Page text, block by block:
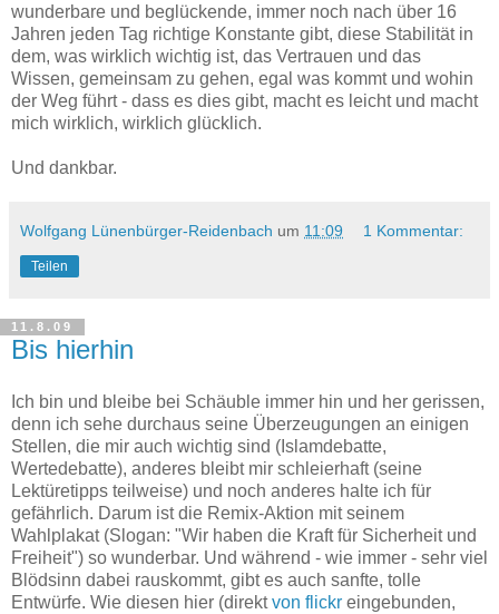
wunderbare und beglückende, immer noch nach über 16
Jahren jeden Tag richtige Konstante gibt, diese Stabilität in
dem, was wirklich wichtig ist, das Vertrauen und das
Wissen, gemeinsam zu gehen, egal was kommt und wohin
der Weg führt - dass es dies gibt, macht es leicht und macht
mich wirklich, wirklich glücklich.
Und dankbar.
Wolfgang Lünenbürger-Reidenbach um 11:09 1 Kommentar:
Teilen
11.8.09
Bis hierhin
Ich bin und bleibe bei Schäuble immer hin und her gerissen,
denn ich sehe durchaus seine Überzeugungen an einigen
Stellen, die mir auch wichtig sind (Islamdebatte,
Wertedebatte), anderes bleibt mir schleierhaft (seine
Lektüretipps teilweise) und noch anderes halte ich für
gefährlich. Darum ist die Remix-Aktion mit seinem
Wahlplakat (Slogan: "Wir haben die Kraft für Sicherheit und
Freiheit") so wunderbar. Und während - wie immer - sehr viel
Blödsinn dabei rauskommt, gibt es auch sanfte, tolle
Entwürfe. Wie diesen hier (direktvon flickr eingebunden,